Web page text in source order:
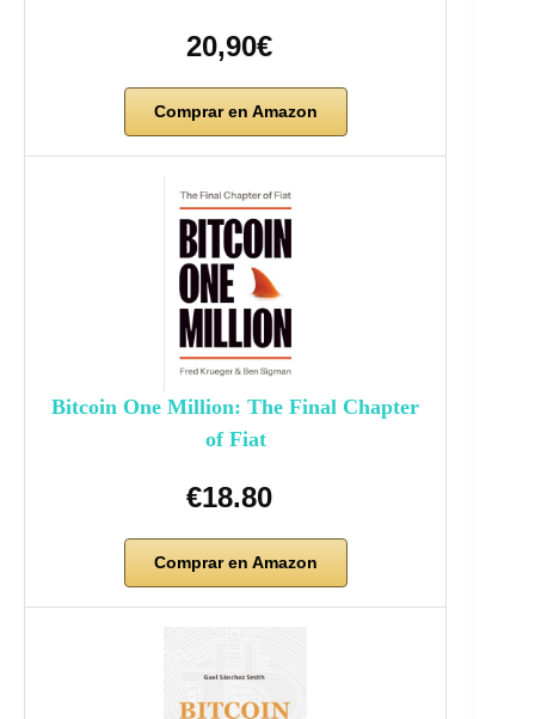
20,90€
Comprar en Amazon
Bitcoin One Million: The Final Chapter
of Fiat
€18.80
Comprar en Amazon